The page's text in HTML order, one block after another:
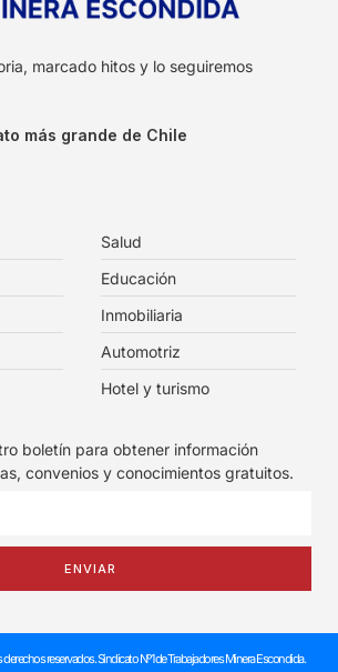
marcado hitos y lo seguiremos
más grande de Chile
Salud
Educación
Inmobiliaria
Automotriz
Hotel y turismo
boletín para obtener información
convenios y conocimientos gratuitos.
ENVIAR
reservados. Sindicato Nº1 de Trabajadores Minera Escondida.